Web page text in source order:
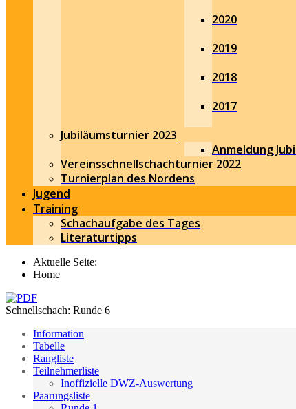
2020
2019
2018
2017
Jubiläumsturnier 2023
Anmeldung
Vereinsschnellschachturnier 2022
Turnierplan des Nordens
Jugend
Training
Schachaufgabe des Tages
Literaturtipps
Aktuelle Seite:
Home
Schnellschach: Runde 6
Information
Tabelle
Rangliste
Teilnehmerliste
Inoffizielle DWZ-Auswertung
Paarungsliste